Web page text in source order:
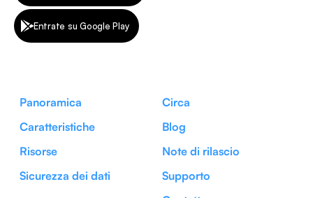
Entrate su Google Play
Panoramica
Caratteristiche
Risorse
Sicurezza dei dati
Circa
Blog
Note di rilascio
Supporto